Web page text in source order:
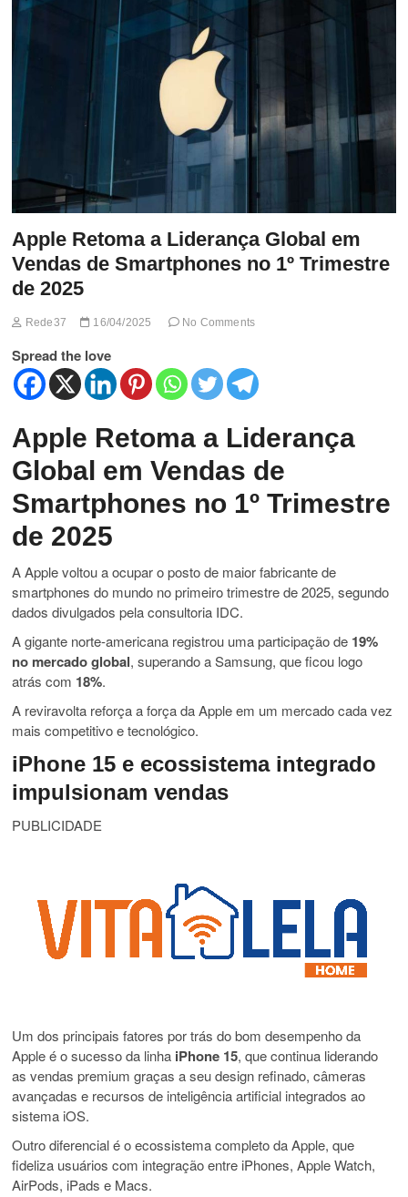
Apple Retoma a Liderança Global em
Vendas de Smartphones no 1º Trimestre
de 2025
Rede37 16/04/2025 No Comments
Spread the love
Apple Retoma a Liderança
Global em Vendas de
Smartphones no 1º Trimestre
de 2025
A Apple voltou a ocupar o posto de maior fabricante de
smartphones do mundo no primeiro trimestre de 2025, segundo
dados divulgados pela consultoria IDC.
A gigante norte-americana registrou uma participação de 19%
no mercado global, superando a Samsung, que ficou logo
atrás com 18%.
A reviravolta reforça a força da Apple em um mercado cada vez
mais competitivo e tecnológico.
iPhone 15 e ecossistema integrado
impulsionam vendas
PUBLICIDADE
Um dos principais fatores por trás do bom desempenho da
Apple é o sucesso da linha iPhone 15, que continua liderando
as vendas premium graças a seu design refinado, câmeras
avançadas e recursos de inteligência artificial integrados ao
sistema iOS.
Outro diferencial é o ecossistema completo da Apple, que
fideliza usuários com integração entre iPhones, Apple Watch,
AirPods, iPads e Macs.